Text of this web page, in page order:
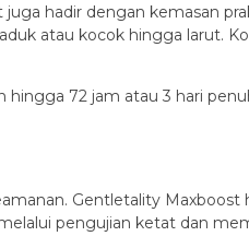
hadir dengan kemasan
atau kocok hingga larut.
72 jam atau 3 hari
Gentletality
pengujian ketat dan